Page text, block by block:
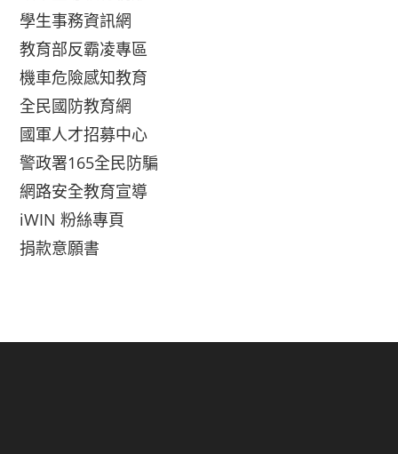
學生事務資訊網
教育部反霸凌專區
機車危險感知教育
全民國防教育網
國軍人才招募中心
警政署165全民防騙
網路安全教育宣導
iWIN 粉絲專頁
捐款意願書